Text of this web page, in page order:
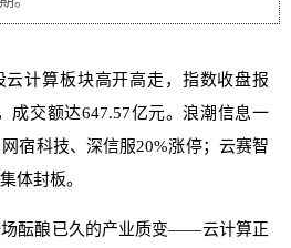
云计算板块高开高走，指数收盘报
成交额达647.57亿元。浪潮信息一
宿科技、深信服20%涨停；云赛智
体封板。
场酝酿已久的产业质变——云计算正